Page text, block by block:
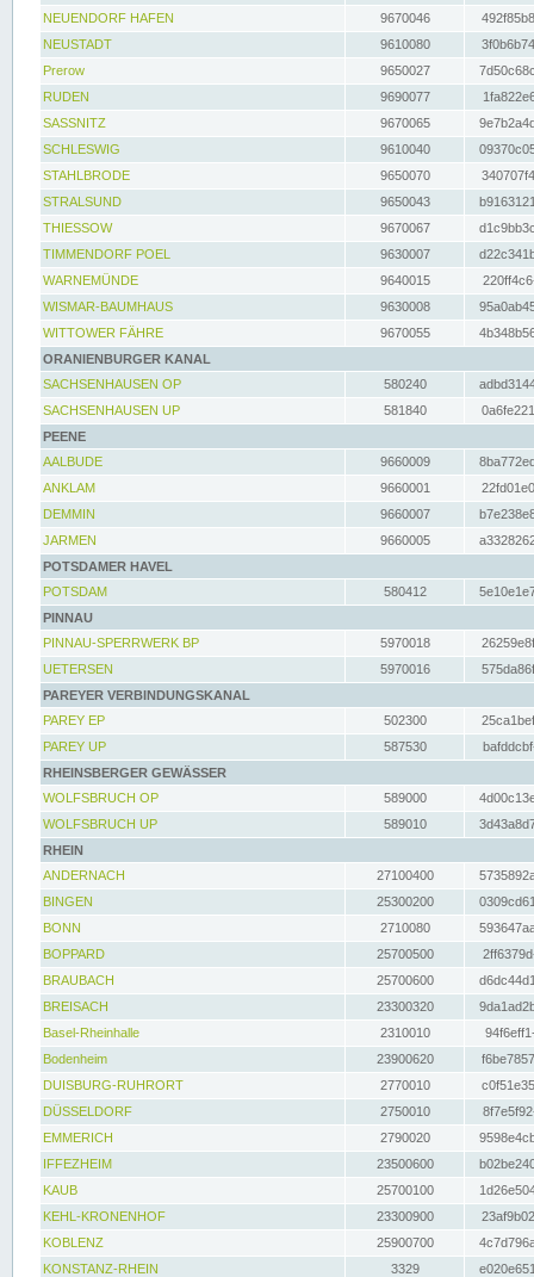
NEUENDORF HAFEN
9670046
NEUSTADT
9610080
Prerow
9650027
RUDEN
9690077
SASSNITZ
9670065
SCHLESWIG
9610040
STAHLBRODE
9650070
STRALSUND
9650043
THIESSOW
9670067
TIMMENDORF POEL
9630007
WARNEMÜNDE
9640015
WISMAR-BAUMHAUS
9630008
WITTOWER FÄHRE
9670055
ORANIENBURGER KANAL
SACHSENHAUSEN OP
580240
SACHSENHAUSEN UP
581840
PEENE
AALBUDE
9660009
ANKLAM
9660001
DEMMIN
9660007
JARMEN
9660005
POTSDAMER HAVEL
POTSDAM
580412
PINNAU
PINNAU-SPERRWERK BP
5970018
UETERSEN
5970016
PAREYER VERBINDUNGSKANAL
PAREY EP
502300
PAREY UP
587530
RHEINSBERGER GEWÄSSER
WOLFSBRUCH OP
589000
WOLFSBRUCH UP
589010
RHEIN
ANDERNACH
27100400
BINGEN
25300200
BONN
2710080
BOPPARD
25700500
BRAUBACH
25700600
BREISACH
23300320
Basel-Rheinhalle
2310010
Bodenheim
23900620
DUISBURG-RUHRORT
2770010
DÜSSELDORF
2750010
EMMERICH
2790020
IFFEZHEIM
23500600
KAUB
25700100
KEHL-KRONENHOF
23300900
KOBLENZ
25900700
KONSTANZ-RHEIN
3329